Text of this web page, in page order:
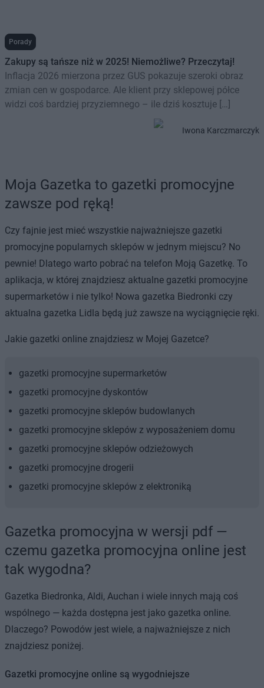
Porady
Zakupy są tańsze niż w 2025! Niemożliwe? Przeczytaj!
Inflacja 2026 mierzona przez GUS pokazuje szeroki obraz
zmian cen w gospodarce. Ale klient przy sklepowej półce
widzi coś bardziej przyziemnego – ile dziś kosztuje […]
Iwona Karczmarczyk
Moja Gazetka to gazetki promocyjne
zawsze pod ręką!
Czy fajnie jest mieć wszystkie najważniejsze gazetki
promocyjne popularnych sklepów w jednym miejscu? No
pewnie! Dlatego warto pobrać na telefon Moją Gazetkę. To
aplikacja, w której znajdziesz aktualne gazetki promocyjne
supermarketów i nie tylko! Nowa gazetka Biedronki czy
aktualna gazetka Lidla będą już zawsze na wyciągnięcie ręki.
Jakie gazetki online znajdziesz w Mojej Gazetce?
gazetki promocyjne supermarketów
gazetki promocyjne dyskontów
gazetki promocyjne sklepów budowlanych
gazetki promocyjne sklepów z wyposażeniem domu
gazetki promocyjne sklepów odzieżowych
gazetki promocyjne drogerii
gazetki promocyjne sklepów z elektroniką
Gazetka promocyjna w wersji pdf —
czemu gazetka promocyjna online jest
tak wygodna?
Gazetka Biedronka, Aldi, Auchan i wiele innych mają coś
wspólnego — każda dostępna jest jako gazetka online.
Dlaczego? Powodów jest wiele, a najważniejsze z nich
znajdziesz poniżej.
Gazetki promocyjne online są wygodniejsze